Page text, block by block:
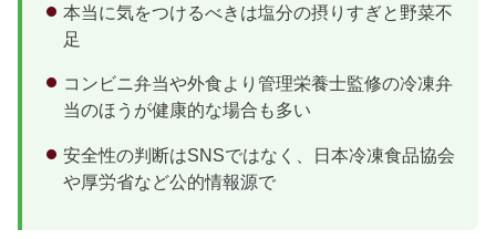
本当に気をつけるべきは塩分の摂りすぎと野菜不
足
コンビニ弁当や外食より管理栄養士監修の冷凍弁
当のほうが健康的な場合も多い
安全性の判断はSNSではなく、日本冷凍食品協会
や厚労省など公的情報源で